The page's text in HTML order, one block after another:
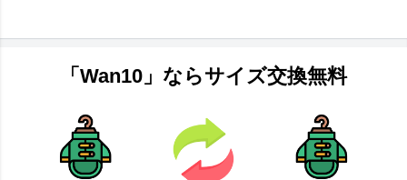
「Wan10」ならサイズ交換無料